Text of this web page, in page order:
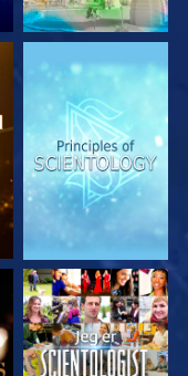
UTFORSK SERIEN
SE